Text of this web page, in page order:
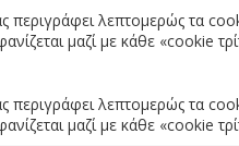
περιγράφει λεπτομερώς τα
μαζί με κάθε «cookie
περιγράφει λεπτομερώς τα
μαζί με κάθε «cookie